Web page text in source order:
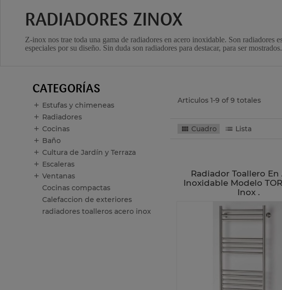
RADIADORES ZINOX
Z-inox nos trae toda una gama de radiadores en acero inoxidable. Son
especiales por su diseño. Sin duda son radiadores para destacar, para ser mostrados.
CATEGORÍAS
Estufas y chimeneas
Radiadores
Cocinas
Baño
Cultura de Jardín y Terraza
Escaleras
Ventanas
Cocinas compactas
Calefaccion de exteriores
radiadores toalleros acero inox
Articulos 1-9 of 9 totales
Cuadro Lista
Radiador Toallero En
Inoxidable Modelo
Inox .